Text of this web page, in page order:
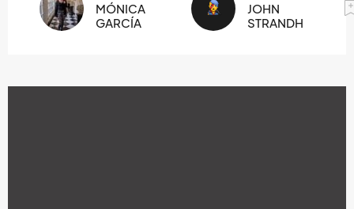
MÓNICA
GARCÍA
JOHN
STRANDH